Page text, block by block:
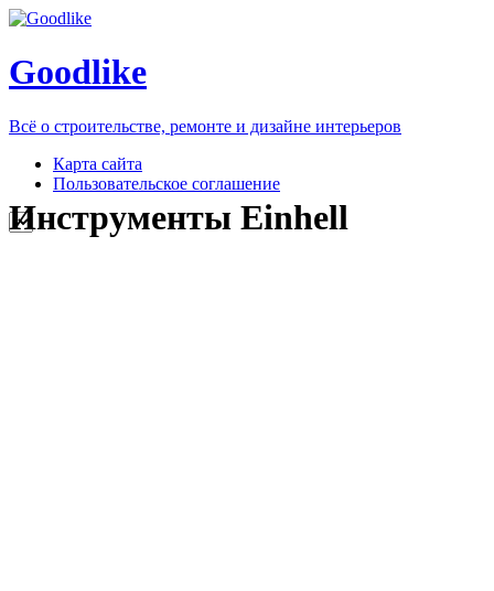
Goodlike
Всё о строительстве, ремонте и дизайне интерьеров
Карта сайта
Пользовательское соглашение
Инструменты Einhell